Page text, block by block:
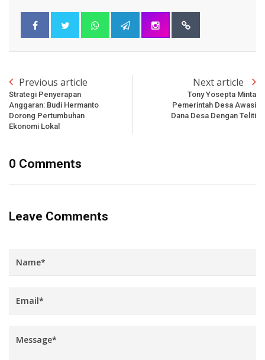
Previous article
Strategi Penyerapan
Anggaran: Budi Hermanto
Dorong Pertumbuhan
Ekonomi Lokal
Next article
Tony Yosepta Minta
Pemerintah Desa Awasi
Dana Desa Dengan Teliti
0 Comments
Leave Comments